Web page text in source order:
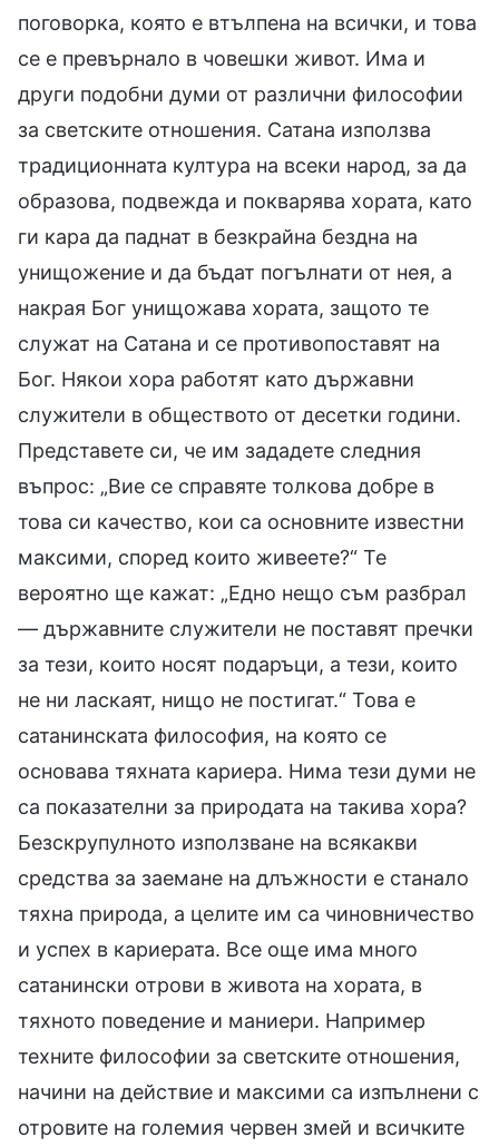
поговорка, която е втълпена на всички, и това
се е превърнало в човешки живот. Има и
други подобни думи от различни философии
за светските отношения. Сатана използва
традиционната култура на всеки народ, за да
образова, подвежда и покварява хората, като
ги кара да паднат в безкрайна бездна на
унищожение и да бъдат погълнати от нея, а
накрая Бог унищожава хората, защото те
служат на Сатана и се противопоставят на
Бог. Някои хора работят като държавни
служители в обществото от десетки години.
Представете си, че им зададете следния
въпрос: „Вие се справяте толкова добре в
това си качество, кои са основните известни
максими, според които живеете?“ Те
вероятно ще кажат: „Едно нещо съм разбрал
— държавните служители не поставят пречки
за тези, които носят подаръци, а тези, които
не ни ласкаят, нищо не постигат.“ Това е
сатанинската философия, на която се
основава тяхната кариера. Нима тези думи не
са показателни за природата на такива хора?
Безскрупулното използване на всякакви
средства за заемане на длъжности е станало
тяхна природа, а целите им са чиновничество
и успех в кариерата. Все още има много
сатанински отрови в живота на хората, в
тяхното поведение и маниери. Например
техните философии за светските отношения,
начини на действие и максими са изпълнени с
отровите на големия червен змей и всичките